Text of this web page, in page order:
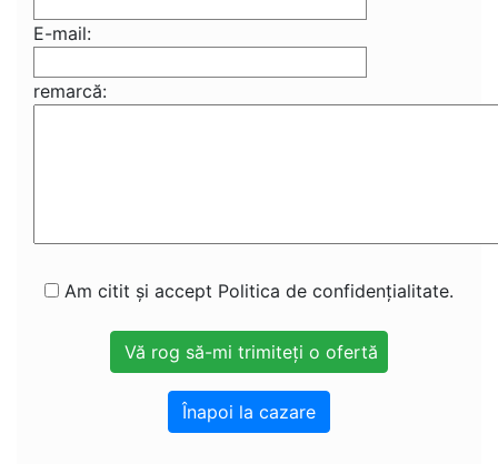
E-mail:
remarcă:
Am citit și accept Politica de confidențialitate.
Înapoi la cazare